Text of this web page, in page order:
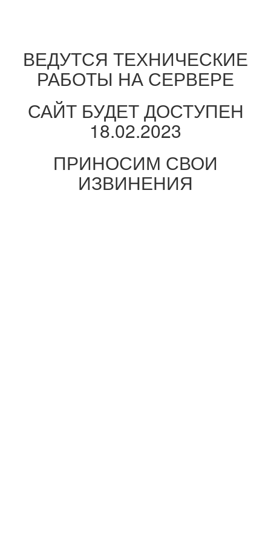
ВЕДУТСЯ ТЕХНИЧЕСКИЕ
РАБОТЫ НА СЕРВЕРЕ
САЙТ БУДЕТ ДОСТУПЕН
18.02.2023
ПРИНОСИМ СВОИ
ИЗВИНЕНИЯ